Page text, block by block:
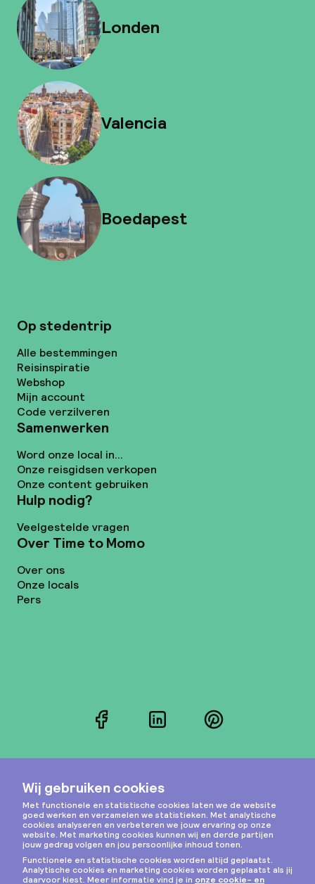
Londen
Valencia
Boedapest
Op stedentrip
Alle bestemmingen
Reisinspiratie
Webshop
Mijn account
Code verzilveren
Samenwerken
Word onze local in...
Onze reisgidsen verkopen
Onze content gebruiken
Hulp nodig?
Veelgestelde vragen
Over Time to Momo
Over ons
Onze locals
Pers
FacebookLinkedInPinterest
Instagram